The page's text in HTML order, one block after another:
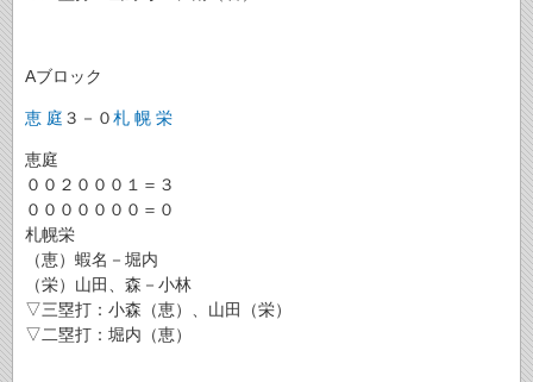
Aブロック
恵 庭 ３－０札 幌 栄
恵庭
００２０００１＝３
０００００００＝０
札幌栄
（恵）蝦名－堀内
（栄）山田、森－小林
▽三塁打：小森（恵）、山田（栄）
▽二塁打：堀内（恵）